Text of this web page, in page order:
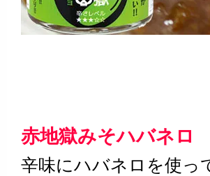
赤地獄みそハバネロ
辛味にハバネロを使っ